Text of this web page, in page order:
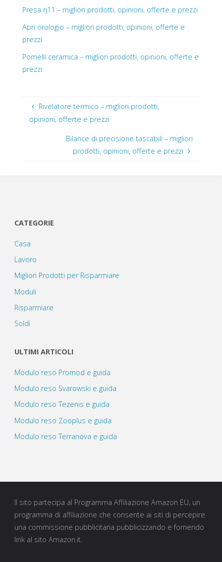
Presa rj11 – migliori prodotti, opinioni, offerte e prezzi
Apri orologio – migliori prodotti, opinioni, offerte e
prezzi
Pomelli ceramica – migliori prodotti, opinioni, offerte e
prezzi
Rivelatore termico – migliori prodotti,
opinioni, offerte e prezzi
Bilance di precisione tascabili – migliori
prodotti, opinioni, offerte e prezzi
CATEGORIE
Casa
Lavoro
Migliori Prodotti per Risparmiare
Moduli
Risparmiare
Soldi
ULTIMI ARTICOLI
Modulo reso Promod e guida
Modulo reso Svarowski e guida
Modulo reso Tezenis e guida
Modulo reso Zooplus e guida
Modulo reso Terranova e guida
Il sito partecipa al Programma Affiliazione Amazon EU, un
programma di affiliazione che consente ai siti di percepire
una commissione pubblicitaria pubblicizzando e fornendo
link al sito Amazon.it.